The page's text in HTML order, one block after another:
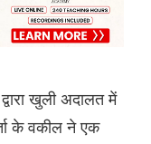
द्वारा खुली अदालत में
के वकील ने एक